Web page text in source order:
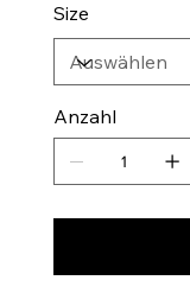
Size
Anzahl